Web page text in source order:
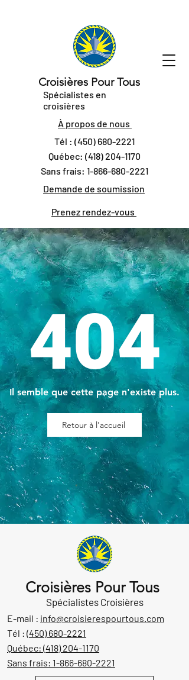
Croisières Pour Tous
Spécialistes en
croisières
À propos de nous
Tél : (450) 680-2221
Québec: (418) 204-1170
Sans frais: 1-866-680-2221
Demande de soumission
Prenez rendez-vous
404
Il semble que cette page n'existe plus.
Retour à l'accueil
Croisières Pour Tous
Spécialistes Croisières
E-mail : info@croisierespourtous.com
Tél : (450) 680-2221
Québec: (418) 204-1170
Sans frais: 1-866-680-2221